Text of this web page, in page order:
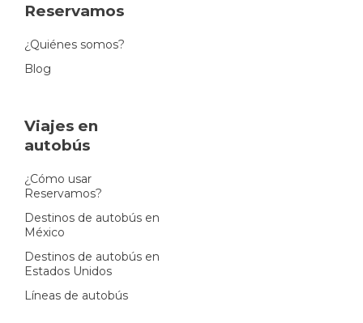
Reservamos
¿Quiénes somos?
Blog
Viajes en
autobús
¿Cómo usar
Reservamos?
Destinos de autobús en
México
Destinos de autobús en
Estados Unidos
Líneas de autobús